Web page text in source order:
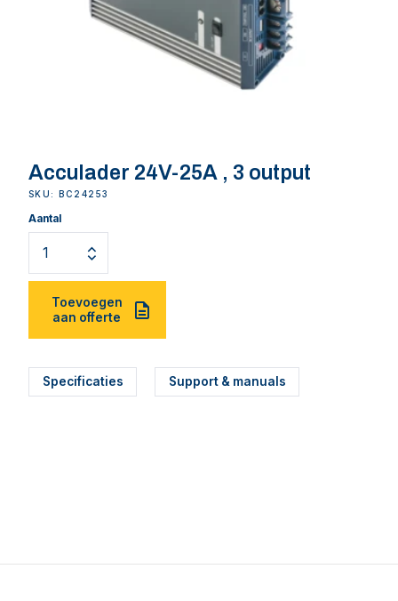
Acculader 24V-25A , 3 output
SKU: BC24253
Aantal
Toevoegen
aan offerte
Specificaties Support & manuals